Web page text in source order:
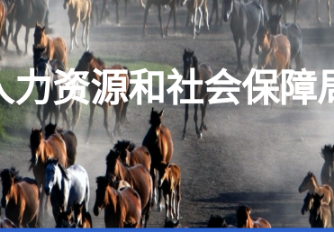
力资源和社会保障